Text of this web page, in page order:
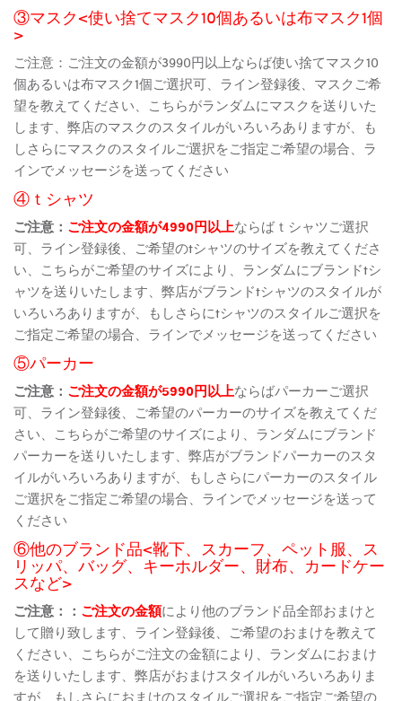
③マスク<使い捨てマスク10個あるいは布マスク1個
>
ご注意：ご注文の金額が3990円以上ならば使い捨てマスク10
個あるいは布マスク1個ご選択可、ライン登録後、マスクご希
望を教えてください、こちらがランダムにマスクを送りいた
します、弊店のマスクのスタイルがいろいろありますが、も
しさらにマスクのスタイルご選択をご指定ご希望の場合、ラ
インでメッセージを送ってください
④ｔシャツ
ご注意： ご注文の金額が4990円以上ならばｔシャツご選択
可、ライン登録後、ご希望のtシャツのサイズを教えてくださ
い、こちらがご希望のサイズにより、ランダムにブランドtシ
ャツを送りいたします、弊店がブランドtシャツのスタイルが
いろいろありますが、もしさらにtシャツのスタイルご選択を
ご指定ご希望の場合、ラインでメッセージを送ってください
⑤パーカー
ご注意： ご注文の金額が5990円以上ならばパーカーご選択
可、ライン登録後、ご希望のパーカーのサイズを教えてくだ
さい、こちらがご希望のサイズにより、ランダムにブランド
パーカーを送りいたします、弊店がブランドパーカーのスタ
イルがいろいろありますが、もしさらにパーカーのスタイル
ご選択をご指定ご希望の場合、ラインでメッセージを送って
ください
⑥他のブランド品<靴下、スカーフ、ペット服、ス
リッパ、バッグ、キーホルダー、財布、カードケー
スなど>
ご注意：： ご注文の金額により他のブランド品全部おまけと
して贈り致します、ライン登録後、ご希望のおまけを教えて
ください、こちらがご注文の金額により、ランダムにおまけ
を送りいたします、弊店がおまけスタイルがいろいろありま
すが、もしさらにおまけのスタイルご選択をご指定ご希望の